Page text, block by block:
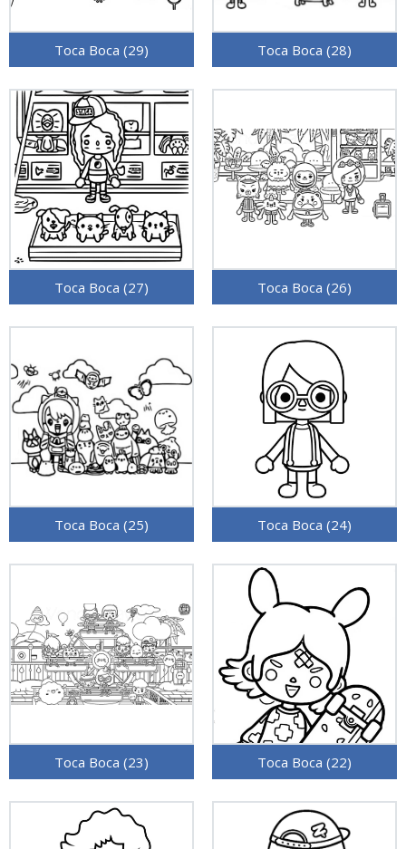
Toca Boca (29) Toca Boca (28)
Toca Boca (27) Toca Boca (26)
Toca Boca (25) Toca Boca (24)
Toca Boca (23) Toca Boca (22)